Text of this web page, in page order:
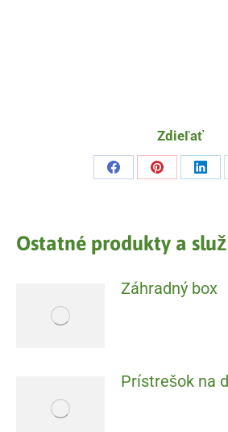
Zdieľať
Ostatné produkty a
Záhradný box
Prístrešok na